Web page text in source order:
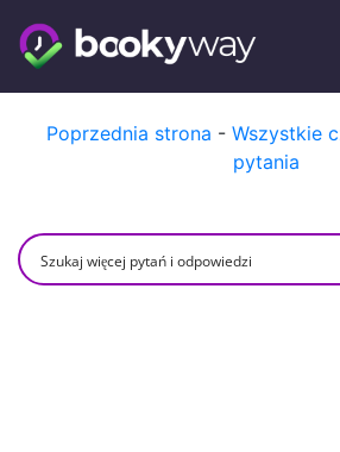
Poprzednia strona - Wszystkie
pytania